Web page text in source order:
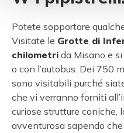
Potete sopportare
Visitate le Grotte di
chilometri da Misano e
o con l’autobus. Dei 750
sono visitabili purché
che vi verranno forniti
curiose strutture coniche,
avventurosa sapendo